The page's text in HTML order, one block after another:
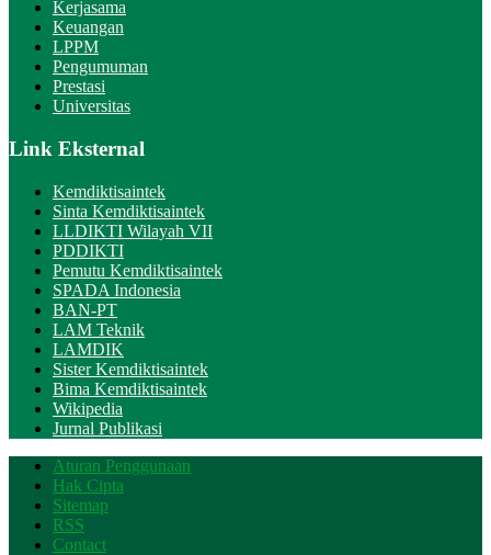
Kerjasama
Keuangan
LPPM
Pengumuman
Prestasi
Universitas
Link Eksternal
Kemdiktisaintek
Sinta Kemdiktisaintek
LLDIKTI Wilayah VII
PDDIKTI
Pemutu Kemdiktisaintek
SPADA Indonesia
BAN-PT
LAM Teknik
LAMDIK
Sister Kemdiktisaintek
Bima Kemdiktisaintek
Wikipedia
Jurnal Publikasi
Aturan Penggunaan
Hak Cipta
Sitemap
RSS
Contact